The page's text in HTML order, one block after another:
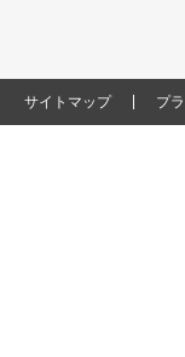
サイトマップ プ